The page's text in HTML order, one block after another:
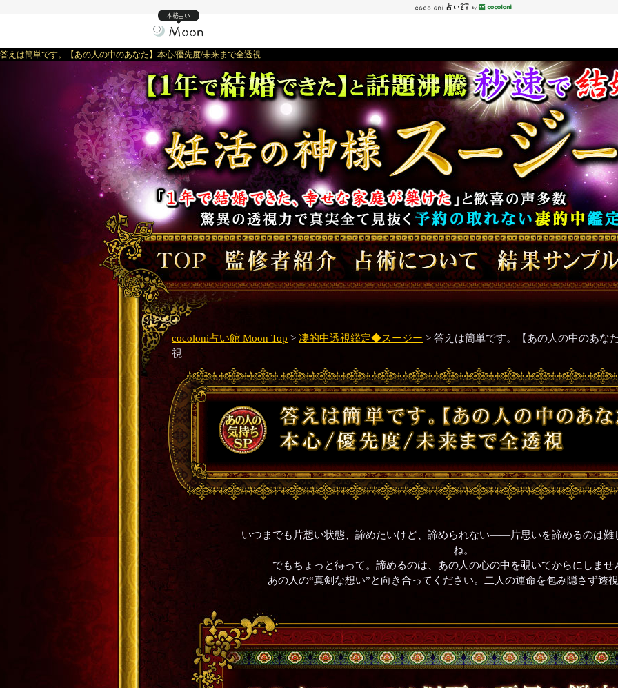
本格占い
答えは簡単です。【あの人の中のあなた】本心/優先度/未来まで全透視
cocoloni占い館 Moon Top > 凄的中透視鑑定◆スージー > 答えは簡単です。【あの人の中のあな
視
いつまでも片想い状態、諦めたいけど、諦められない――片思いを諦めるのは難
ね。
でもちょっと待って。諦めるのは、あの人の心の中を覗いてからにしま
あの人の“真剣な想い”と向き合ってください。二人の運命を包み隠さず透